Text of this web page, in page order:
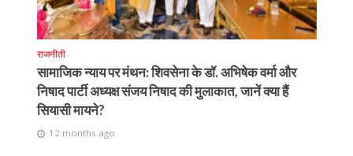
राजनीती
सामाजिक न्याय पर मंथन: शिवसेना के डॉ. अभिषेक वर्मा और
निषाद पार्टी अध्यक्ष संजय निषाद की मुलाकात, जानें क्या हैं
सियासी मायने?
12 months ago